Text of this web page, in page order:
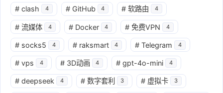
# clash 4 # GitHub 4 # 软路由 4
# 流媒体 4 # Docker 4 # 免费VPN 4
# socks5 4 # raksmart 4 # Telegram 4
# vps 4 # 3D动画 4 # gpt-4o-mini 4
# deepseek 4 # 数字套利 3 # 虚拟卡 3